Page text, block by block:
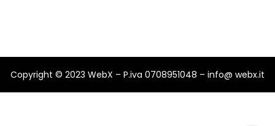
Copyright © 2023 WebX – P.iva 0708951048 – info@ webx.it